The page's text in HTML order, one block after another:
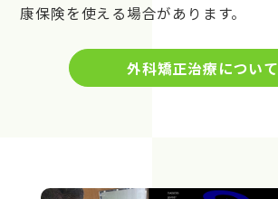
康保険を使える場合があります。
外科矯正治療について